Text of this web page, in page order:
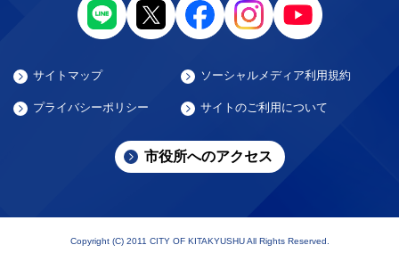
サイトマップ ソーシャルメディア利用規約
プライバシーポリシー サイトのご利用について
市役所へのアクセス
Copyright (C) 2011 CITY OF KITAKYUSHU All Rights Reserved.